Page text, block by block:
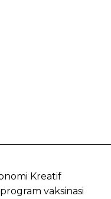
Kreatif
vaksinasi